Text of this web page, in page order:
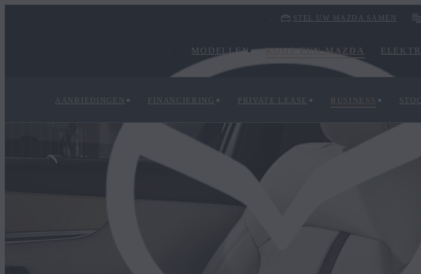
STEL UW MAZDA SAMEN
MODELLEN KOOP EEN MAZDA
AANBIEDINGEN FINANCIERING PRIVATE LEASE BUSINESS